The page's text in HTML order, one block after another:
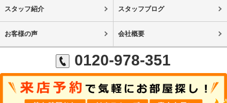
スタッフ紹介 スタッフブログ
お客様の声 会社概要
0120-978-351